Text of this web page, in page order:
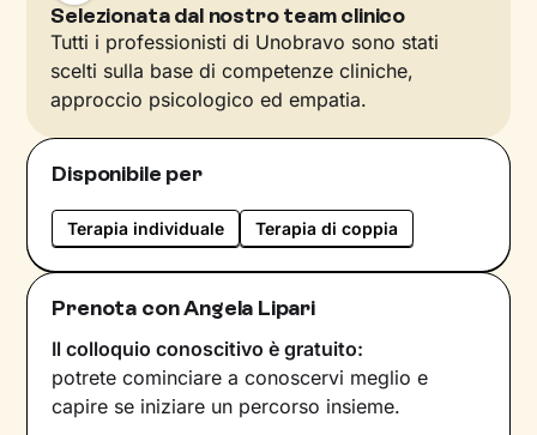
Selezionata dal nostro team clinico
Tutti i professionisti di Unobravo sono stati
scelti sulla base di competenze cliniche,
approccio psicologico ed empatia.
Disponibile per
Terapia individuale Terapia di coppia
Prenota con Angela Lipari
Il colloquio conoscitivo è gratuito:
potrete cominciare a conoscervi meglio e
capire se iniziare un percorso insieme.